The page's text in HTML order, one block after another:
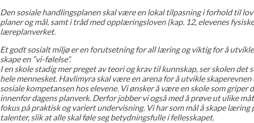
Den sosiale handlingsplanen skal være en lokal tilpasning i forhold til
planer og mål, samt i tråd med opplæringsloven (kap. 12, elevenes
læreplanverket.
Et godt sosialt miljø er en forutsetning for all læring og viktig for å
skape en ”vi-følelse”.
I en skole stadig mer preget av teori og krav til kunnskap, ser skolen det
hele mennesket. Havlimyra skal være en arena for å utvikle
sosiale kompetansen hos elevene. Vi ønsker å være en skole som griper
innenfor dagens planverk. Derfor jobber vi også med å prøve ut ulike
fokus på praktisk og variert undervisning. Vi har som mål å skape læring
talenter, slik at alle skal føle seg betydningsfulle i fellesskapet.